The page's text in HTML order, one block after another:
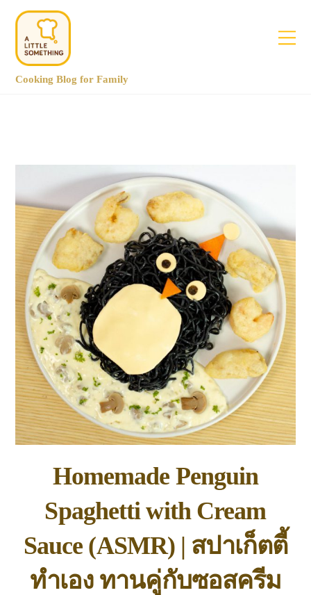
Cooking Blog for Family
Homemade Penguin
Spaghetti with Cream
Sauce (ASMR) | สปาเก็ตตี้
ทำเอง ทานคู่กับซอสครีม